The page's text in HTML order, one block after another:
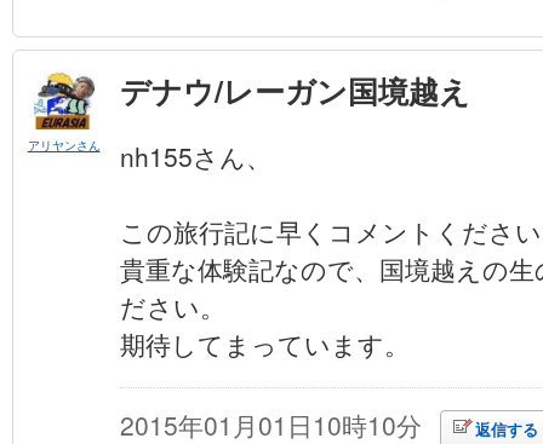
アリヤンさん
デナウ/レーガン国境越え
nh155さん、
この旅行記に早くコメントくださ
貴重な体験記なので、国境越えの
ださい。
期待してまっています。
2015年01月01日10時10分 返信する